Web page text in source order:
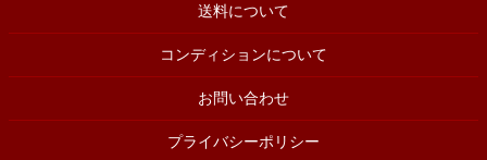
送料について
コンディションについて
お問い合わせ
プライバシーポリシー